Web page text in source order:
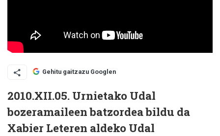
Gehitu gaitzazu Googlen
2010.XII.05. Urnietako Udal
bozeramaileen batzordea bildu da
Xabier Leteren aldeko Udal